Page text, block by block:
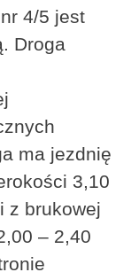
4/5 jest
Droga
ma jezdnię
3,10
z brukowej
– 2,40